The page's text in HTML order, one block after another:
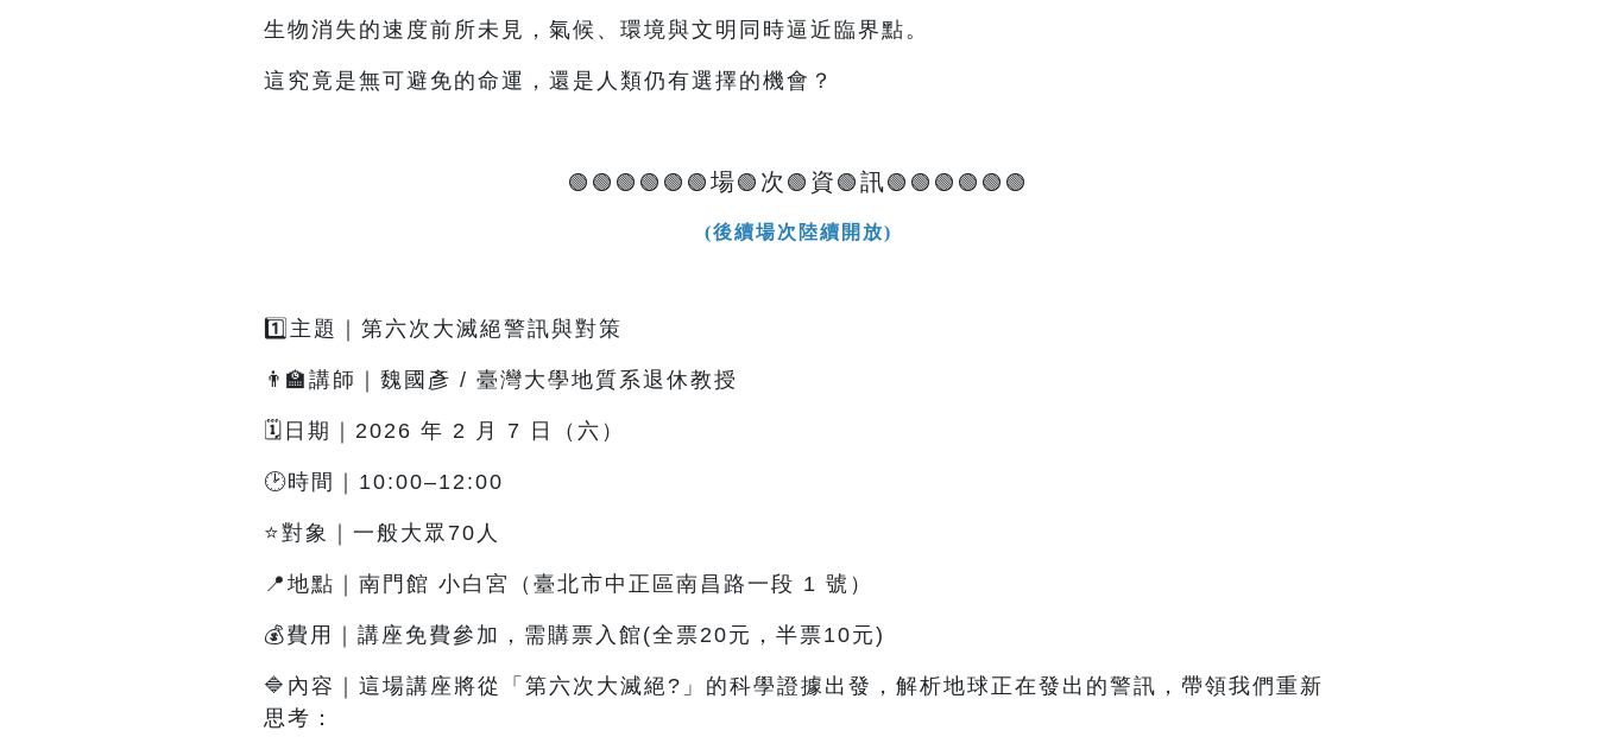
生物消失的速度前所未見，氣候、環境與文明同時逼近臨界點。
這究竟是無可避免的命運，還是人類仍有選擇的機會？
🟢🟢🟢🟢🟢🟢 場🟢 次 🟢 資 🟢 訊🟢🟢🟢🟢🟢🟢
(後續場次陸續開放)
1️⃣主題｜第六次大滅絕警訊與對策
👨‍🏫講師｜魏國彥 / 臺灣大學地質系退休教授
🗓️日期｜2026 年 2 月 7 日（六）
🕑時間｜10:00–12:00
⭐對象｜一般大眾70人
📍地點｜南門館 小白宮（臺北市中正區南昌路一段 1 號）
💰費用｜講座免費參加，需購票入館(全票20元，半票10元)
🔷內容 ｜這場講座將從「第六次大滅絕?」的科學證據出發，解析地球正在發出的警訊，帶領我們重新
思考：